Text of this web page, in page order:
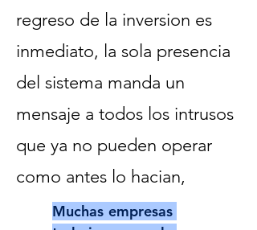
regreso de la inversion es
inmediato, la sola presencia
del sistema manda un
mensaje a todos los intrusos
que ya no pueden operar
como antes lo hacian,
Muchas empresas